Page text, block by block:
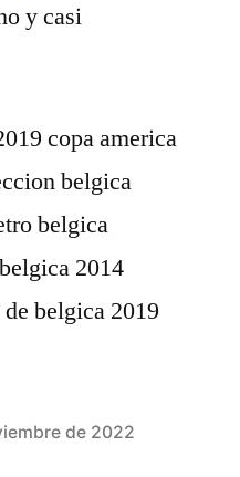
y casi
de 2022